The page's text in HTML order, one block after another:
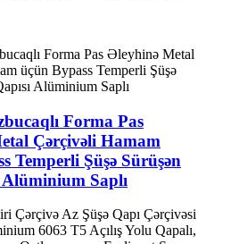
Forma Pas
Çərçivəli Hamam
Temperli Şüşə Sürüşən
Alüminium Saplı
Çərçivə Az Şüşə Qapı Çərçivəsi
6063 T5 Açılış Yolu Qapalı,